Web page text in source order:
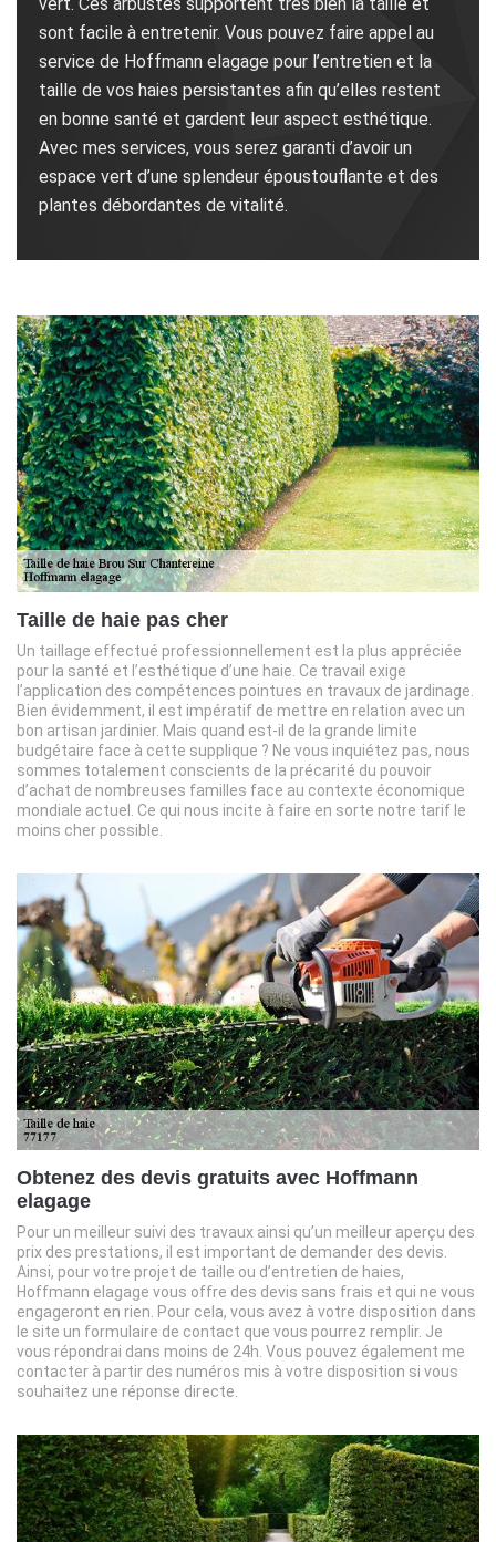
sont facile à entretenir. Vous pouvez faire appel au
service de Hoffmann elagage pour l’entretien et la
taille de vos haies persistantes afin qu’elles restent
en bonne santé et gardent leur aspect esthétique.
Avec mes services, vous serez garanti d’avoir un
espace vert d’une splendeur époustouflante et des
plantes débordantes de vitalité.
Taille de haie pas cher
Un taillage effectué professionnellement est la plus appréciée
pour la santé et l’esthétique d’une haie. Ce travail exige
l’application des compétences pointues en travaux de jardinage.
Bien évidemment, il est impératif de mettre en relation avec un
bon artisan jardinier. Mais quand est-il de la grande limite
budgétaire face à cette supplique ? Ne vous inquiétez pas, nous
sommes totalement conscients de la précarité du pouvoir
d’achat de nombreuses familles face au contexte économique
mondiale actuel. Ce qui nous incite à faire en sorte notre tarif le
moins cher possible.
Obtenez des devis gratuits avec Hoffmann
elagage
Pour un meilleur suivi des travaux ainsi qu’un meilleur aperçu des
prix des prestations, il est important de demander des devis.
Ainsi, pour votre projet de taille ou d’entretien de haies,
Hoffmann elagage vous offre des devis sans frais et qui ne vous
engageront en rien. Pour cela, vous avez à votre disposition dans
le site un formulaire de contact que vous pourrez remplir. Je
vous répondrai dans moins de 24h. Vous pouvez également me
contacter à partir des numéros mis à votre disposition si vous
souhaitez une réponse directe.